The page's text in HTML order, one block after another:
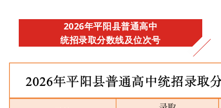
2026年平阳县普通高中
统招录取分数线及位次号